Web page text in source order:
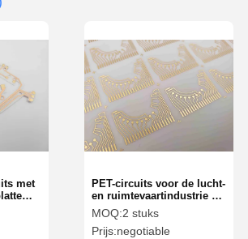
met
PET-circuits voor de lucht-
en ruimtevaartindustrie en
de automobielelektronica
met koperen en gouden
bekleding
MOQ:2 stuks
Prijs:negotiable